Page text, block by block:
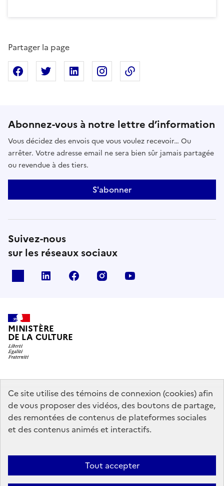
Ce site utilise des témoins de connexion (cookies) afin
de vous proposer des vidéos, des boutons de partage,
des remontées de contenus de plateformes sociales
et des contenus animés et interactifs.
Tout accepter
Partager la page
Partager sur Facebook
Partager sur XPartager sur Linkedin
Partager sur Instagram
Abonnez-vous à notre lettre d’information
Vous décidez des envois que vous voulez recevoir… Ou
arrêter. Votre adresse email ne sera bien sûr jamais partagée
ou revendue à des tiers.
S'abonner
Suivez-nous
sur les réseaux sociaux
linkedin facebook instagram
MINISTÈRE
DE LA CULTURE
data.gouv.fr legifrance.gouv.fr
info.gouv.fr
service-public.gouv.fr
Mentions légales Accessibilité : partiellement conforme
Politique
d’utilisation des témoins de connexion (cookies)